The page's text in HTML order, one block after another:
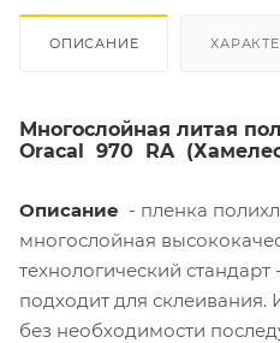
ОПИСАНИЕ
Многослойная литая
Oracal 970 RA
Описание - пленка
многослойная
технологический
подходит для склеивания.
без необходимости